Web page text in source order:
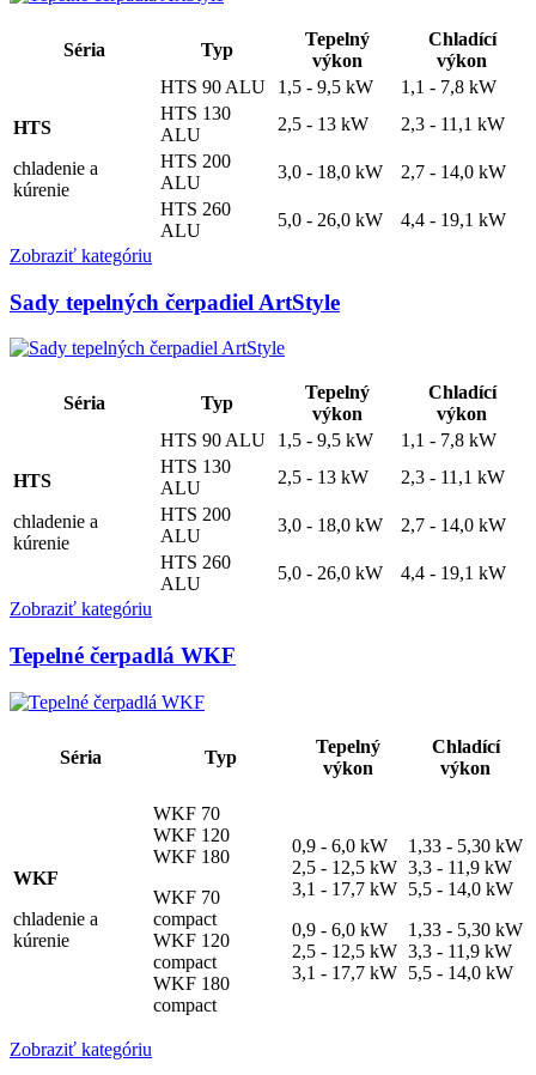
Séria Typ
Tepelný
výkon
Chladící
výkon
HTS
chladenie a
kúrenie
HTS 90 ALU 1,5 - 9,5 kW
1,1 - 7,8 kW
HTS 130
ALU
2,5 - 13 kW
2,3 - 11,1 kW
HTS 200
ALU
3,0 - 18,0 kW
2,7 - 14,0 kW
HTS 260
ALU
5,0 - 26,0 kW
4,4 - 19,1 kW
Zobraziť kategóriu
Sady tepelných čerpadiel ArtStyle
Séria Typ
Tepelný
výkon
Chladící
výkon
HTS
chladenie a
kúrenie
HTS 90 ALU 1,5 - 9,5 kW
1,1 - 7,8 kW
HTS 130
ALU
2,5 - 13 kW
2,3 - 11,1 kW
HTS 200
ALU
3,0 - 18,0 kW
2,7 - 14,0 kW
HTS 260
ALU
5,0 - 26,0 kW
4,4 - 19,1 kW
Zobraziť kategóriu
Tepelné čerpadlá WKF
Séria Typ
Tepelný
výkon
Chladící
výkon
WKF
chladenie a
kúrenie
WKF 70
WKF 120
WKF 180
WKF 70
compact
WKF 120
compact
WKF 180
compact
0,9 - 6,0 kW
2,5 - 12,5 kW
3,1 - 17,7 kW
0,9 - 6,0 kW
2,5 - 12,5 kW
3,1 - 17,7 kW
1,33 - 5,30 kW
3,3 - 11,9 kW
5,5 - 14,0 kW
1,33 - 5,30 kW
3,3 - 11,9 kW
5,5 - 14,0 kW
Zobraziť kategóriu